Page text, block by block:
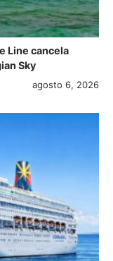
Line cancela
Sky
agosto 6, 2026